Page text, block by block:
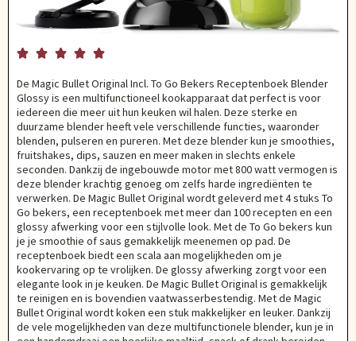
    
De Magic Bullet Original Incl. To Go Bekers Receptenboek Blender
Glossy is een multifunctioneel kookapparaat dat perfect is voor
iedereen die meer uit hun keuken wil halen. Deze sterke en
duurzame blender heeft vele verschillende functies, waaronder
blenden, pulseren en pureren. Met deze blender kun je smoothies,
fruitshakes, dips, sauzen en meer maken in slechts enkele
seconden. Dankzij de ingebouwde motor met 800 watt vermogen is
deze blender krachtig genoeg om zelfs harde ingrediënten te
verwerken. De Magic Bullet Original wordt geleverd met 4 stuks To
Go bekers, een receptenboek met meer dan 100 recepten en een
glossy afwerking voor een stijlvolle look. Met de To Go bekers kun
je je smoothie of saus gemakkelijk meenemen op pad. De
receptenboek biedt een scala aan mogelijkheden om je
kookervaring op te vrolijken. De glossy afwerking zorgt voor een
elegante look in je keuken. De Magic Bullet Original is gemakkelijk
te reinigen en is bovendien vaatwasserbestendig. Met de Magic
Bullet Original wordt koken een stuk makkelijker en leuker. Dankzij
de vele mogelijkheden van deze multifunctionele blender, kun je in